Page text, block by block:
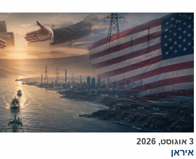
3 אוגוסט, 2026
איראן